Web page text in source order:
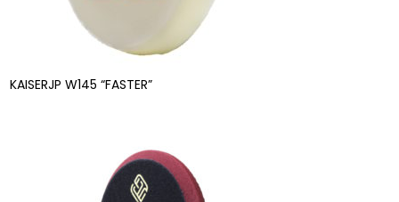
KAISERJP W145 “FASTER”